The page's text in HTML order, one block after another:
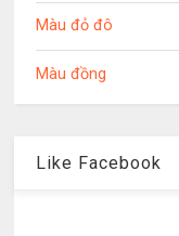
Màu đỏ đô
Màu đồng
Like Facebook